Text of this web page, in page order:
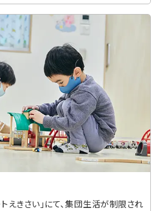
えきさい」にて、集団生活が制限され